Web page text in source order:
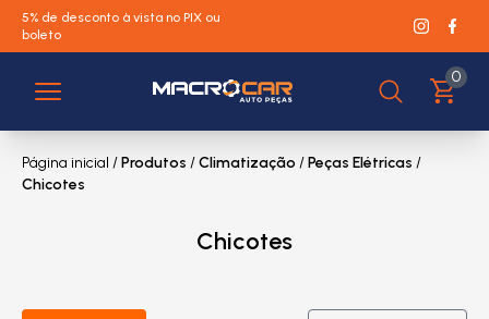
5% de desconto à vista no PIX ou
boleto
0
Página inicial /Produtos /Climatização/Peças Elétricas /
Chicotes
Chicotes